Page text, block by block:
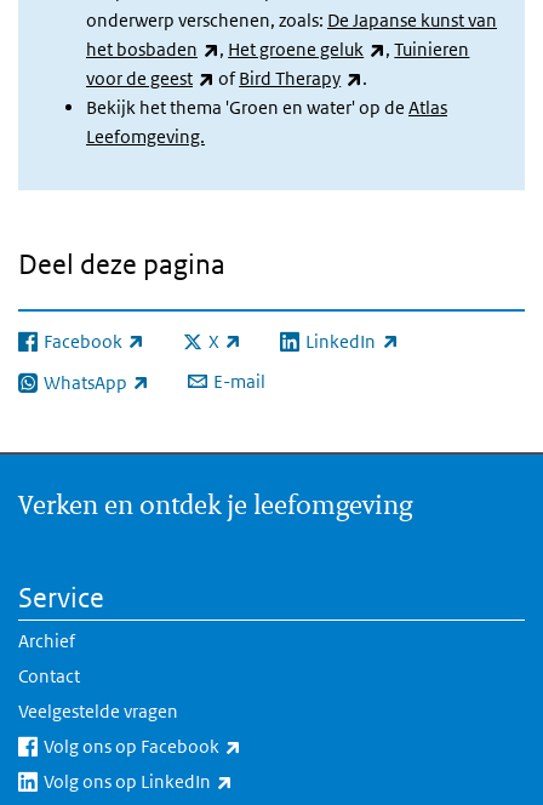
onderwerp verschenen, zoals: De Japanse kunst van
het bosbaden
(externe link)
, Het groene geluk (externe link)
,Tuinieren
voor de geest
(externe link)
ofBird Therapy (externe link)
.
Bekijk het thema 'Groen en water' op de Atlas
Leefomgeving.
Deel deze pagina
Facebook
(externe link) X
(externe link) LinkedIn
(externe link)
WhatsApp
(externe link) E-mail
Verken en ontdek je leefomgeving
Service
Archief
Contact
Veelgestelde vragen
Volg ons op Facebook
Volg ons op LinkedIn